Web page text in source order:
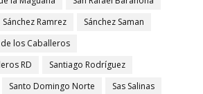
Sánchez Ramrez
Sánchez Saman
los Caballeros
RD
Santiago Rodríguez
Santo Domingo Norte
Sas Salinas